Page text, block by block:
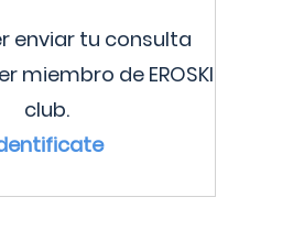
enviar tu consulta
miembro de EROSKI
club.